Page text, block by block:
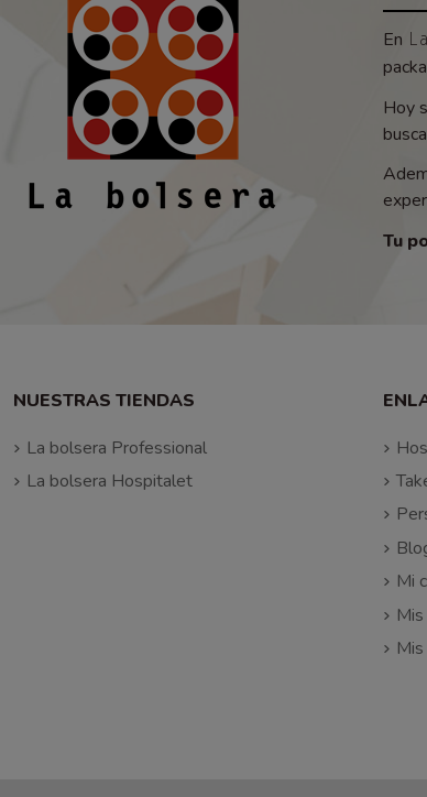
En
Hoy
Tu
NUESTRAS TIENDAS
La bolsera Professional
La bolsera Hospitalet
Mi